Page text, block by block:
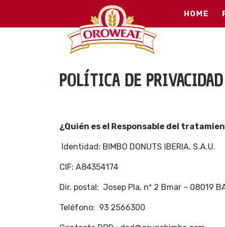
HOME
POLÍTICA DE PRIVACIDAD
¿Quién es el Responsable del
Identidad: BIMBO DONUTS IBERIA, S.A.U.
CIF: A84354174
Dir. postal: Josep Pla, nº 2 Bmar – 08019
Teléfono: 93 2566300